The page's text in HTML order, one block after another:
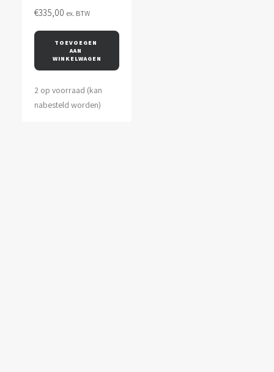
€335,00 ex. BTW
TOEVOEGEN
AAN
WINKELWAGEN
2 op voorraad (kan
nabesteld worden)